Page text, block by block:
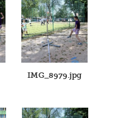
IMG_8979.jpg